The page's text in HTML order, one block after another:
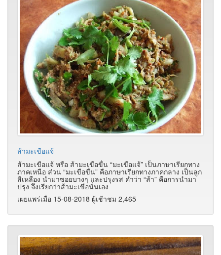
ส้ามะเขือแจ้
ส้ามะเขือแจ้ หรือ ส้ามะเขือขื่น “มะเขือแจ้” เป็นภาษาเรียกทาง
ภาคเหนือ ส่วน “มะเขือขื่น” คือภาษาเรียกทางภาคกลาง เป็นลูก
สีเหลือง นำมาซอยบางๆ และปรุงรส คำว่า “ส้า” คือการนำมา
ปรุง จึงเรียกว่าส้ามะเขือนั่นเอง
เผยแพร่เมื่อ 15-08-2018 ผู้เช้าชม 2,465